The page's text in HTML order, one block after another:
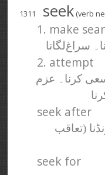
1311 seek (verb
1. make
سراغ‌لگانا
2. attempt
کرنا۔ عزم
seek after
(تعاقب
seek for